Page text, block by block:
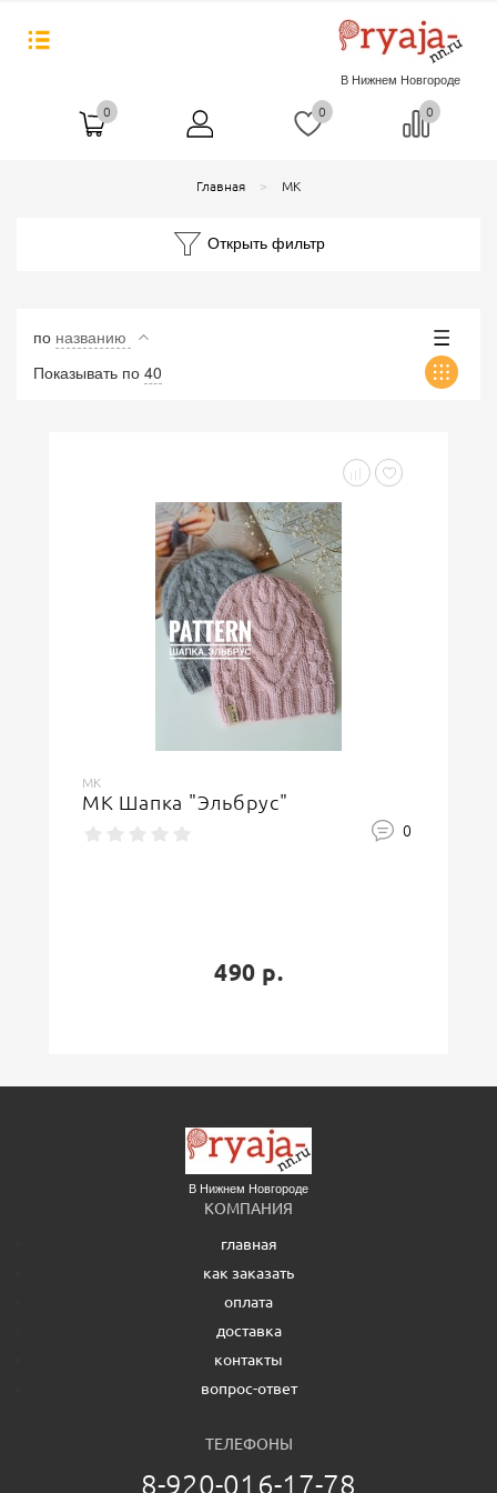
В Нижнем Новгороде
0 0 0
Главная МК
Открыть фильтр
по названию
Показывать по 40
МК
МК Шапка "Эльбрус"
0
490 р.
В Нижнем Новгороде
КОМПАНИЯ
главная
как заказать
оплата
доставка
контакты
вопрос-ответ
ТЕЛЕФОНЫ
8-920-016-17-78